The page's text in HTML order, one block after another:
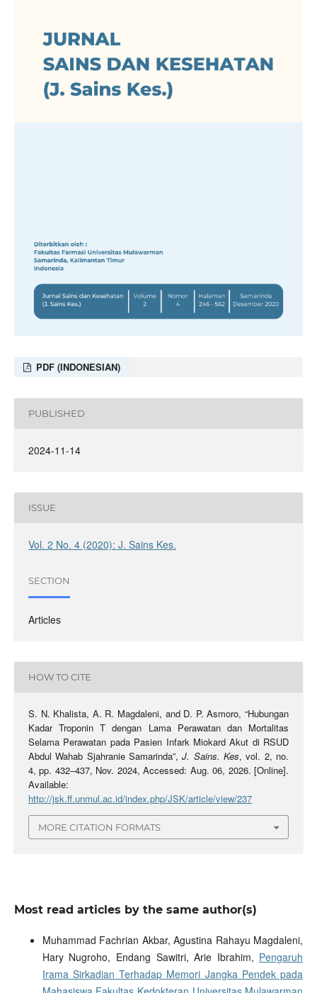
PDF (INDONESIAN)
PUBLISHED
2024-11-14
ISSUE
Vol. 2 No. 4 (2020): J. Sains Kes.
SECTION
Articles
HOW TO CITE
S. N. Khalista, A. R. Magdaleni, and D. P. Asmoro, “Hubungan
Kadar Troponin T dengan Lama Perawatan dan Mortalitas
Selama Perawatan pada Pasien Infark Miokard Akut di RSUD
Abdul Wahab Sjahranie Samarinda”,J. Sains. Kes, vol. 2, no.
4, pp. 432–437, Nov. 2024, Accessed: Aug. 06, 2026. [Online].
Available:
http://jsk.ff.unmul.ac.id/index.php/JSK/article/view/237
MORE CITATION FORMATS
Most read articles by the same author(s)
Muhammad Fachrian Akbar, Agustina Rahayu Magdaleni,
Hary Nugroho, Endang Sawitri, Arie Ibrahim, Pengaruh
Irama Sirkadian Terhadap Memori Jangka Pendek pada